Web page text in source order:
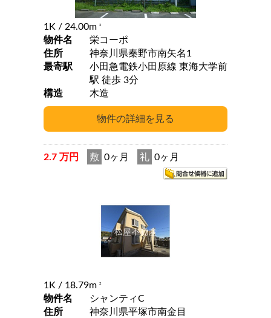
1K / 24.00m 2
物件名
栄コーポ
住所
神奈川県秦野市南矢名1
最寄駅
小田急電鉄小田原線 東海大学前
駅 徒歩 3分
構造
木造
2.7 万円 敷 0ヶ月 礼 0ヶ月
1K / 18.79m 2
物件名
シャンティC
住所
神奈川県平塚市南金目